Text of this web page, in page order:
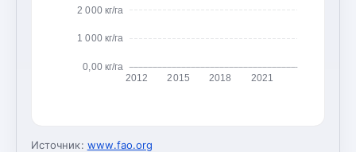
0,00 кг/га
1 000 кг/га
2 000 кг/га
2012 2015 2018 2021
Источник: www.fao.org